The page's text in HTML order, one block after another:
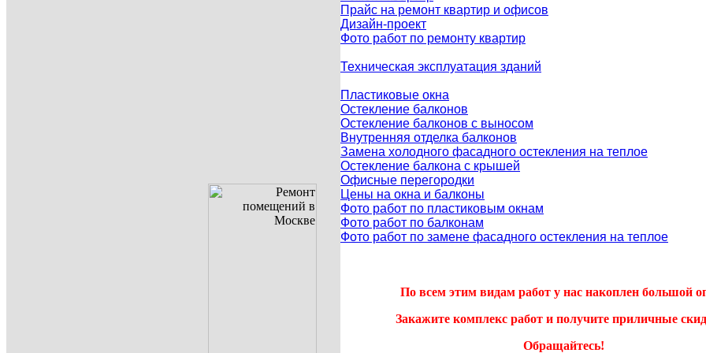
Прайс на ремонт квартир и офисов
Дизайн-проект
Фото работ по ремонту квартир
Техническая эксплуатация зданий
Пластиковые окна
Остекление балконов
Остекление балконов с выносом
Внутренняя отделка балконов
Замена холодного фасадного остекления на теплое
Остекление балкона с крышей
Офисные перегородки
Цены на окна и балконы
Фото работ по пластиковым окнам
Фото работ по балконам
Фото работ по замене фасадного остекления на теплое
По всем этим видам работ у нас накоплен большой
Закажите комплекс работ и получите приличные
Обращайтесь!